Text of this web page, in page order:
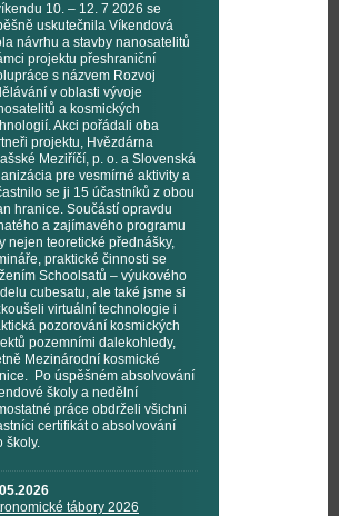
10. – 12. 7 2026 se
uskutečnila Víkendová
návrhu a stavby nanosatelitů
projektu přeshraniční
s názvem Rozvoj
v oblasti vývoje
a kosmických
Akci pořádali oba
projektu, Hvězdárna
Meziříčí, p. o. a Slovenská
pre vesmírné aktivity a
se ji 15 účastníků z obou
hranice. Součástí opravdu
a zajímavého programu
nejen teoretické přednášky,
praktické činnosti se
Schoolsatů – výukového
cubesatu, ale také jsme si
virtuální technologie i
pozorování kosmických
pozemními dalekohledy,
Mezinárodní kosmické
Po úspěšném absolvování
školy a nedělní
práce obdrželi všichni
certifikát o absolvování
školy.
tábory 2026